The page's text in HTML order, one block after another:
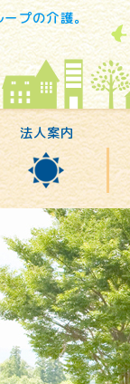
プの介護。
法人案内